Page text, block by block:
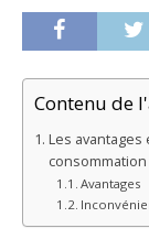
Contenu de
Les
consommation
Avantages